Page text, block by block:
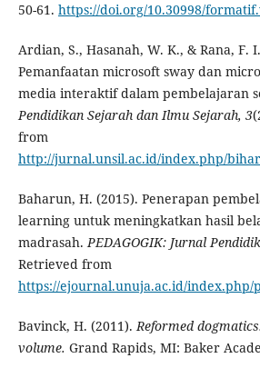
50-61. https://doi.org/10.30998/
Ardian, S., Hasanah, W. K., & Rana, F.
Pemanfaatan microsoft sway dan
media interaktif dalam pembelajaran
Pendidikan Sejarah dan Ilmu Sejarah, 3
from
http://jurnal.unsil.ac.id/index.php/
Baharun, H. (2015). Penerapan
learning untuk meningkatkan hasil
madrasah.PEDAGOGIK: Jurnal
Retrieved from
https://ejournal.unuja.ac.id/index.php/
Bavinck, H. (2011).Reformed
volume. Grand Rapids, MI: Baker